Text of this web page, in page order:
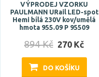
CRI
VÝPRODEJ VZORKU
PAULMANN URail LED-spot
Hemi bílá 230V kov/umělá
hmota 955.09 P 95509
894 Kč 270 Kč
DO KOŠÍKU